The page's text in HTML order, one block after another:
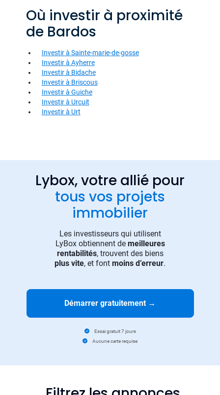
Où investir à proximité
de Bardos
Investir à Sainte-marie-de-gosse
Investir à Ayherre
Investir à Bidache
Investir à Briscous
Investir à Guiche
Investir à Urcuit
Investir à Urt
Lybox, votre allié pour
tous vos projets
immobilier
Les investisseurs qui utilisent
LyBox obtiennent de meilleures
rentabilités, trouvent des biens
plus vite, et font moins d’erreur.
Démarrer gratuitement →
Essai gratuit 7 jours
Aucune carte requise